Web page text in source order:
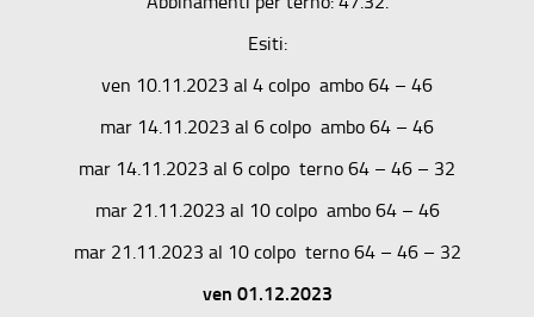
Esiti:
ven 10.11.2023 al 4 colpo ambo 64 – 46
mar 14.11.2023 al 6 colpo ambo 64 – 46
mar 14.11.2023 al 6 colpo terno 64 – 46 – 32
mar 21.11.2023 al 10 colpo ambo 64 – 46
mar 21.11.2023 al 10 colpo terno 64 – 46 – 32
ven 01.12.2023